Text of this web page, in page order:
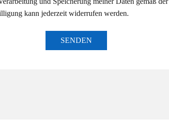
kann jederzeit widerrufen werden.
SENDEN